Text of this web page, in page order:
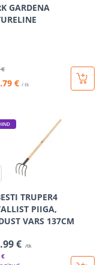
GARDENA
€
.79 € / tk
TRUPER4
PIIGA,
VARS 137CM
.99 € /tk
€